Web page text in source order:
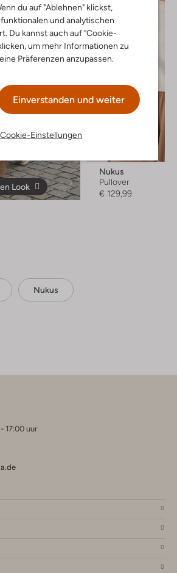
du auf "Ablehnen" klickst,
und analytischen
Du kannst auch auf "Cookie-
um mehr Informationen zu
Präferenzen anzupassen.
Einverstanden und weiter
Cookie-Einstellungen
Look
Nukus
Pullover
€ 129,99
Nukus
17:00 uur